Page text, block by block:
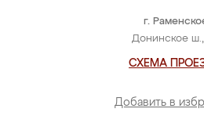
г.
Донинское
СХЕМА
Добавить в